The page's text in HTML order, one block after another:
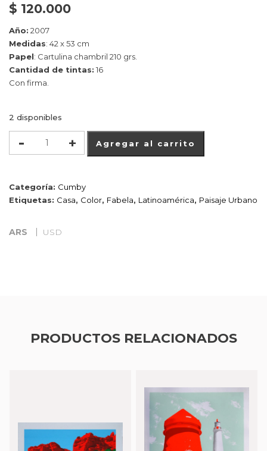
$ 120.000
Año: 2007
Medidas: 42 x 53 cm
Papel: Cartulina chambril 210 grs.
Cantidad de tintas: 16
Con firma.
2 disponibles
Rio Agregar al carrito
Categoría: Cumby
Etiquetas: Casa, Color, Fabela, Latinoamérica, Paisaje Urbano
ARS USD
PRODUCTOS RELACIONADOS